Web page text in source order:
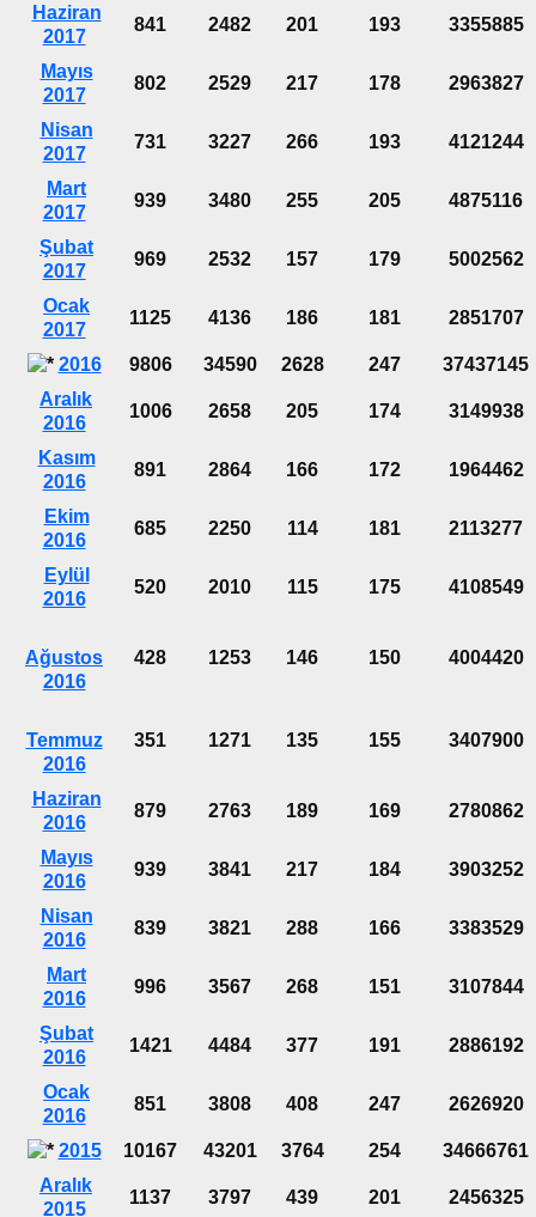
Haziran
2017
841 2482 201 193 3355885
Mayıs
2017
802 2529 217 178 2963827
Nisan
2017
731 3227 266 193 4121244
Mart
2017
939 3480 255 205 4875116
Şubat
2017
969 2532 157 179 5002562
Ocak
2017
1125 4136 186 181 2851707
2016 9806 34590 2628 247
37437145
Aralık
2016
1006 2658 205 174 3149938
Kasım
2016
891 2864 166 172 1964462
Ekim
2016
685 2250 114 181 2113277
Eylül
2016
520 2010 115 175 4108549
Ağustos
2016
428 1253 146 150 4004420
Temmuz
2016
351 1271 135 155 3407900
Haziran
2016
879 2763 189 169 2780862
Mayıs
2016
939 3841 217 184 3903252
Nisan
2016
839 3821 288 166 3383529
Mart
2016
996 3567 268 151 3107844
Şubat
2016
1421 4484 377 191 2886192
Ocak
2016
851 3808 408 247 2626920
2015 10167 43201 3764 254
34666761
Aralık
2015
1137 3797 439 201 2456325